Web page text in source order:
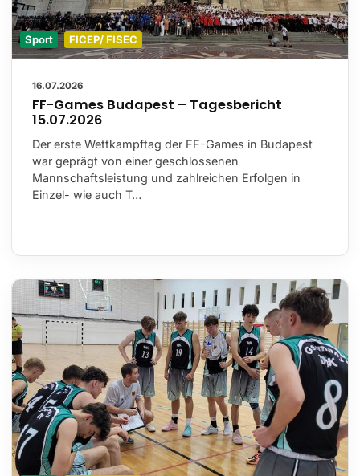
Sport FICEP/ FISEC
16.07.2026
FF-Games Budapest – Tagesbericht
15.07.2026
Der erste Wettkampftag der FF-Games in Budapest
war geprägt von einer geschlossenen
Mannschaftsleistung und zahlreichen Erfolgen in
Einzel- wie auch T…